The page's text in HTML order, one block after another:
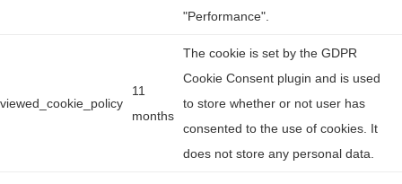
"Performance".
viewed_cookie_policy
11
months
The cookie is set by the GDPR
Cookie Consent plugin and is used
to store whether or not user has
consented to the use of cookies. It
does not store any personal data.